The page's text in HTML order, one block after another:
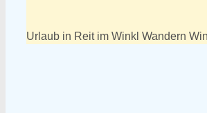
Urlaub in Reit im Winkl Wandern